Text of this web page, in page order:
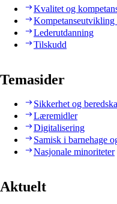
Kvalitet og
Lederutdanning
Tilskudd
Temasider
Sikkerhet og
Læremidler
Digitalisering
Samisk i barnehage
Nasjonale minoriteter
Aktuelt